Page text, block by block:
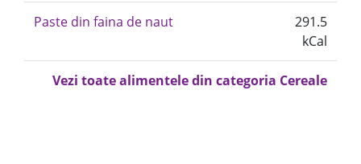
Paste din faina de naut
291.5
kCal
Vezi toate alimentele din categoria Cereale